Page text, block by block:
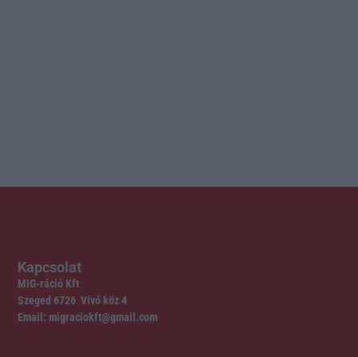
Kapcsolat
MIG-ráció Kft
Szeged 6726 Vívó köz 4
Email: migraciokft@gmail.com